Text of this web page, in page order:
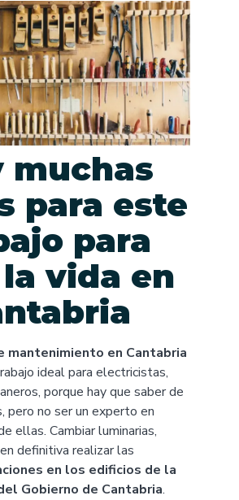
muchas
para este
para
vida en
mantenimiento en Cantabria
ideal para electricistas,
porque hay que saber de
pero no ser un experto en
ellas. Cambiar luminarias,
definitiva realizar las
en los edificios de la
Gobierno de Cantabria.